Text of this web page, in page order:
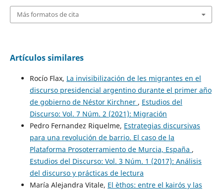
Más formatos de cita
Artículos similares
Rocío Flax, La invisibilización de les migrantes en el
discurso presidencial argentino durante el primer año
de gobierno de Néstor Kirchner , Estudios del
Discurso: Vol. 7 Núm. 2 (2021): Migración
Pedro Fernandez Riquelme, Estrategias discursivas
para una revolución de barrio. El caso de la
Plataforma Prosoterramiento de Murcia, España ,
Estudios del Discurso: Vol. 3 Núm. 1 (2017): Análisis
del discurso y prácticas de lectura
María Alejandra Vitale, El èthos: entre el kairós y las